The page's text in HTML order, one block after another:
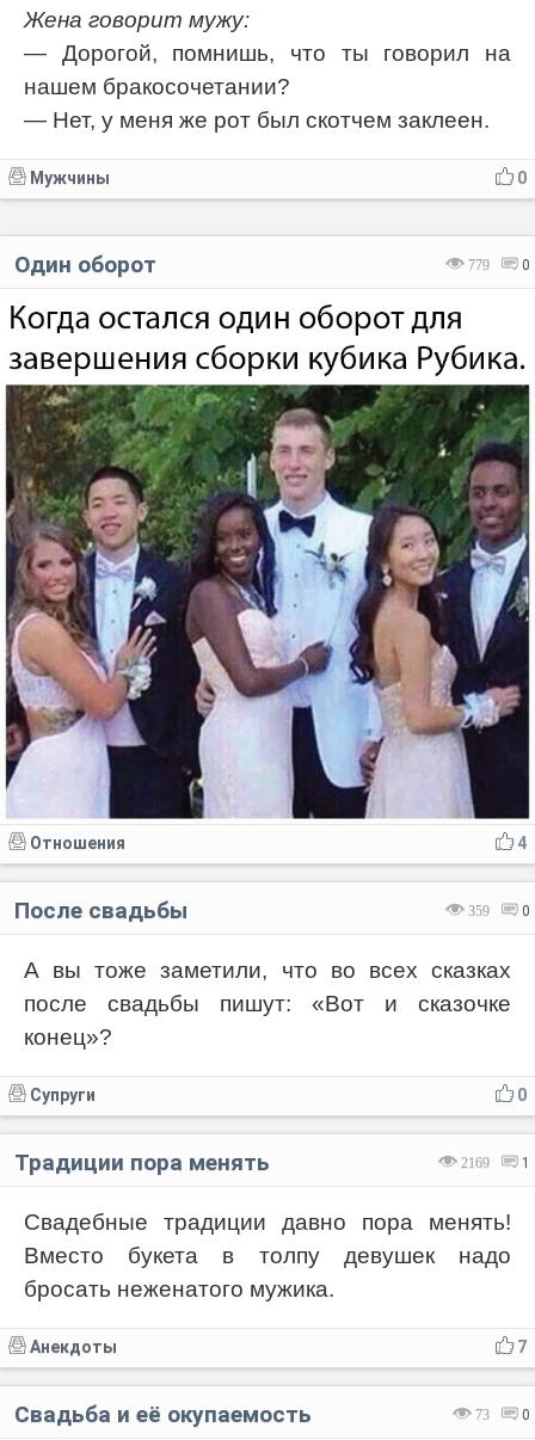
Жена говорит мужу:
— Дорогой, помнишь, что ты говорил на
нашем бракосочетании?
— Нет, у меня же рот был скотчем заклеен.
0
Мужчины
779 0
Один оборот
4
Отношения
359 0
После свадьбы
А вы тоже заметили, что во всех сказках
после свадьбы пишут: «Вот и сказочке
конец»?
0
Супруги
2169 1
Традиции пора менять
Свадебные традиции давно пора менять!
Вместо букета в толпу девушек надо
бросать неженатого мужика.
7
Анекдоты
73 0
Свадьба и её окупаемость